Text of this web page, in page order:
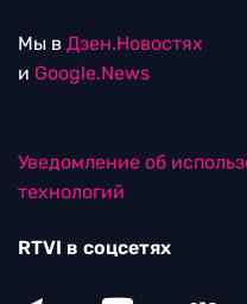
Мы в Дзен.Новостях
и Google.News
Уведомление об
технологий
RTVI в соцсетях